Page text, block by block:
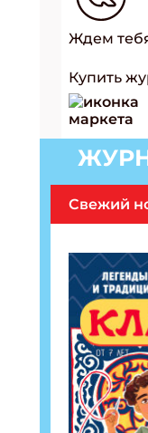
Ждем
Купить
Свежий